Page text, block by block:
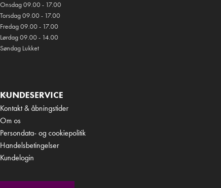
Onsdag 09.00 - 17.00
Torsdag 09.00 - 17.00
Fredag 09.00 - 17.00
Lørdag 09.00 - 14.00
Søndag Lukket
KUNDESERVICE
Kontakt & åbningstider
Om os
Persondata- og cookiepolitik
Handelsbetingelser
Kundelogin